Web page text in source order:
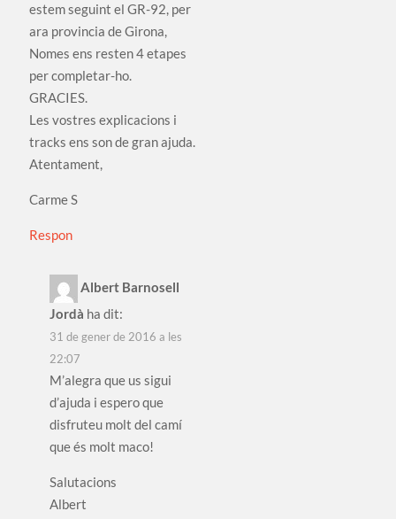
estem seguint el GR-92, per
ara provincia de Girona,
Nomes ens resten 4 etapes
per completar-ho.
GRACIES.
Les vostres explicacions i
tracks ens son de gran ajuda.
Atentament,
Carme S
Respon
Albert Barnosell
Jordà ha dit:
31 de gener de 2016 a les
22:07
M’alegra que us sigui
d’ajuda i espero que
disfruteu molt del camí
que és molt maco!
Salutacions
Albert